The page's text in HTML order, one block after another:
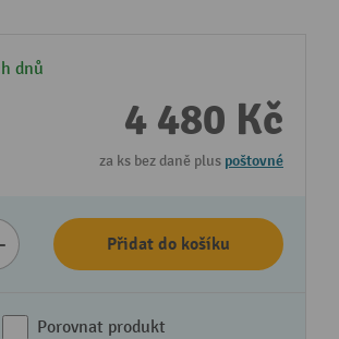
dnů
4 480 Kč
za ks bez daně plus poštovné
Přidat do košíku
Porovnat produkt